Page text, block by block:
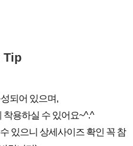
Tip
되어 있으며,
용하실 수 있어요~^.^
있으니 상세사이즈 확인 꼭 참